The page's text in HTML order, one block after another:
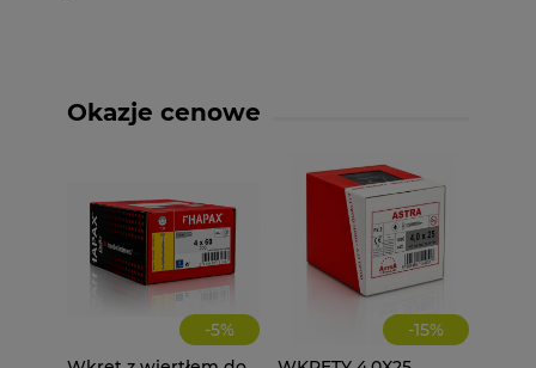
Okazje cenowe
-5%
-15%